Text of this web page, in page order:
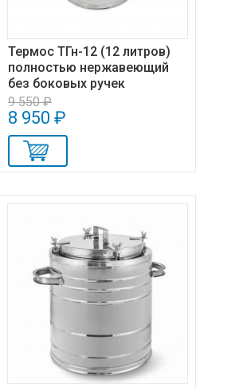
Термос ТГн-12 (12 литров)
полностью нержавеющий
без боковых ручек
9 550 ₽
8 950 ₽